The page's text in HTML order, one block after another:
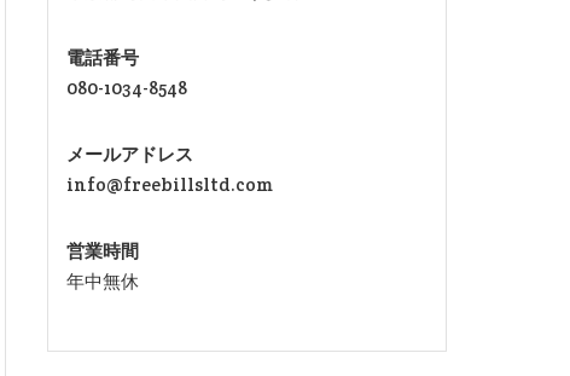
電話番号
080-1034-8548
メールアドレス
info@freebillsltd.com
営業時間
年中無休